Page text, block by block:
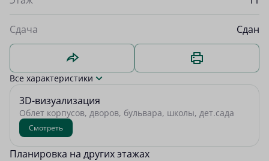
Сдача Сдан
Все характеристики
3D-визуализация
Облет корпусов, дворов, бульвара, школы, дет.сада
Смотреть
Планировка на других этажах